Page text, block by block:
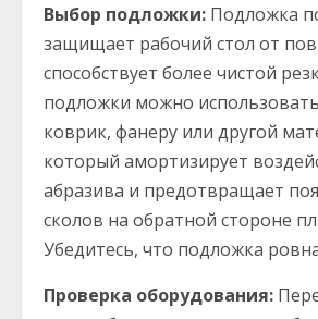
Выбор подложки: Подложка
защищает рабочий стол от
способствует более чистой
подложки можно
коврик, фанеру или другой
который амортизирует
абразива и предотвращает
сколов на обратной стороне
Убедитесь, что подложка
Проверка оборудования: